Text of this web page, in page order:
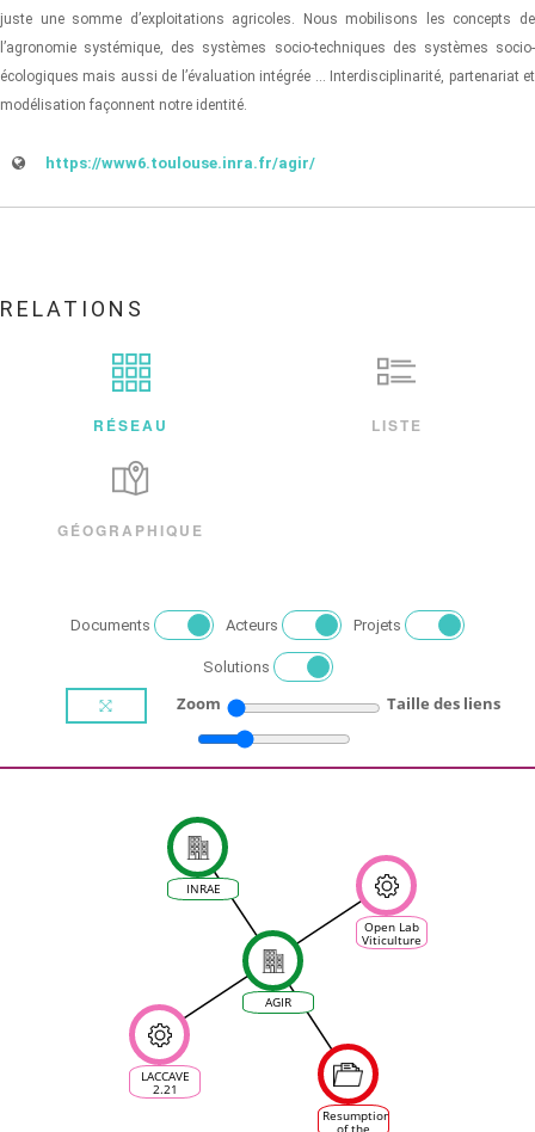
juste une somme d’exploitations agricoles. Nous mobilisons les concepts de
l’agronomie systémique, des systèmes socio-techniques des systèmes socio-
écologiques mais aussi de l’évaluation intégrée ... Interdisciplinarité, partenariat et
modélisation façonnent notre identité.
https://www6.toulouse.inra.fr/agir/
RELATIONS
RÉSEAU LISTE
GÉOGRAPHIQUE
Documents Acteurs Projets
Solutions
Zoom Taille des liens
AGIR
INRAE
LACCAVE
2.21
Open Lab
Viticulture
d’Occitanum,
Resumption
of the